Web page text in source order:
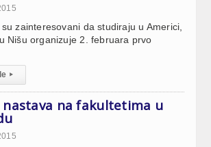
zainteresovani da studiraju u Americi,
Nišu organizuje 2. februara prvo
▸
na fakultetima u